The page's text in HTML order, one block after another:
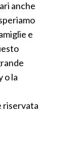
anche
e
o la
riservata